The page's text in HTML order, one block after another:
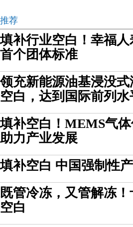
推荐
填补行业空白！幸福
首个团体标准
领充新能源油基浸没
空白，达到国际前列水
填补空白！MEMS气
助力产业发展
填补空白 中国强制性
既管冷冻，又管解冻
空白